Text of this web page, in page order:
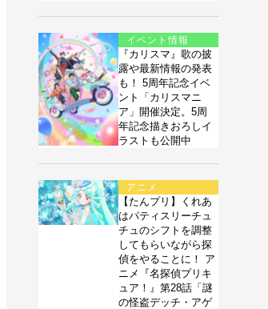
イベント情報
『カリスマ』歌の披
露や最新情報の発表
も！ 5周年記念イベ
ント「カリスマニ
ア」開催決定。5周
年記念描きおろしイ
ラストも公開中
アニメ
【たんプリ】くれあ
はパティスリーチュ
チュのシフトを調整
してもらいながら探
偵をやることに！ ア
ニメ『名探偵プリキ
ュア！』第28話「謎
の怪盗デッチ・アゲ